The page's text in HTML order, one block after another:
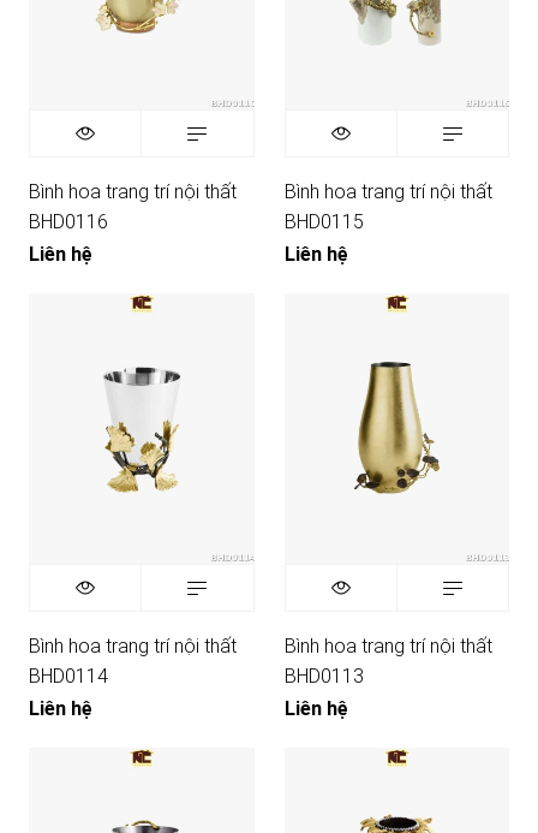
Bình hoa trang trí nội thất
BHD0116
Liên hệ
Bình hoa trang trí nội thất
BHD0115
Liên hệ
Bình hoa trang trí nội thất
BHD0114
Liên hệ
Bình hoa trang trí nội thất
BHD0113
Liên hệ